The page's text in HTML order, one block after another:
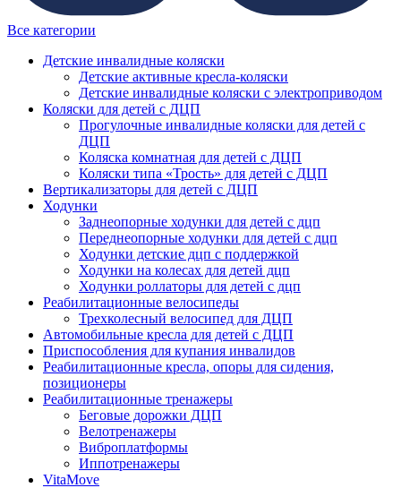
Все категории
Детские инвалидные коляски
Детские активные кресла-коляски
Детские инвалидные коляски с электроприводом
Коляски для детей с ДЦП
Прогулочные инвалидные коляски для детей с
ДЦП
Коляска комнатная для детей с ДЦП
Коляски типа «Трость» для детей с ДЦП
Вертикализаторы для детей с ДЦП
Ходунки
Заднеопорные ходунки для детей с дцп
Переднеопорные ходунки для детей с дцп
Ходунки детские дцп с поддержкой
Ходунки на колесах для детей дцп
Ходунки роллаторы для детей с дцп
Реабилитационные велосипеды
Трехколесный велосипед для ДЦП
Автомобильные кресла для детей с ДЦП
Приспособления для купания инвалидов
Реабилитационные кресла, опоры для сидения,
позиционеры
Реабилитационные тренажеры
Беговые дорожки ДЦП
Велотренажеры
Виброплатформы
Иппотренажеры
VitaMove